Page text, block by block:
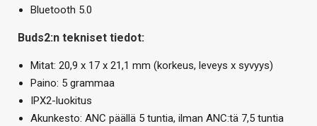
Bluetooth 5.0
Buds2:n tekniset tiedot:
Mitat: 20,9 x 17 x 21,1 mm (korkeus, leveys x syvyys)
Paino: 5 grammaa
IPX2-luokitus
Akunkesto: ANC päällä 5 tuntia, ilman ANC:tä 7,5 tuntia